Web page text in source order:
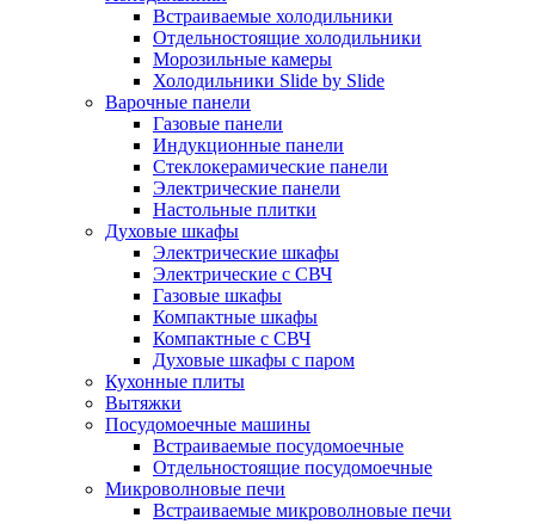
Встраиваемые холодильники
Отдельностоящие холодильники
Морозильные камеры
Холодильники Slide by Slide
Варочные панели
Газовые панели
Индукционные панели
Стеклокерамические панели
Электрические панели
Настольные плитки
Духовые шкафы
Электрические шкафы
Электрические с СВЧ
Газовые шкафы
Компактные шкафы
Компактные с СВЧ
Духовые шкафы с паром
Кухонные плиты
Вытяжки
Посудомоечные машины
Встраиваемые посудомоечные
Отдельностоящие посудомоечные
Микроволновые печи
Встраиваемые микроволновые печи